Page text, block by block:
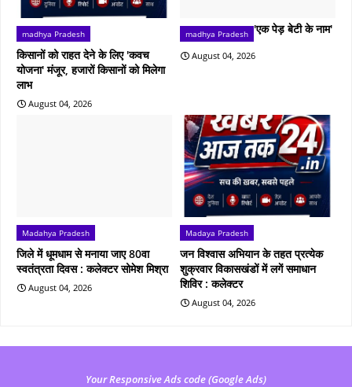
madhya Pradesh
किसानों को राहत देने के लिए 'कवच
योजना' मंजूर, हजारों किसानों को मिलेगा
लाभ
August 04, 2026
madhya Pradesh 'एक पेड़ बेटी के नाम'
August 04, 2026
Madahya Pradesh
जिले में धूमधाम से मनाया जाए 80वा
स्वतंत्रता दिवस : कलेक्टर सोमेश मिश्रा
August 04, 2026
Madaya Pradesh
जन विश्वास अभियान के तहत प्रत्येक
शुक्रवार विकासखंडों में लगें समाधान
शिविर : कलेक्टर
August 04, 2026
Your Responsive Ads code (Google Ads)